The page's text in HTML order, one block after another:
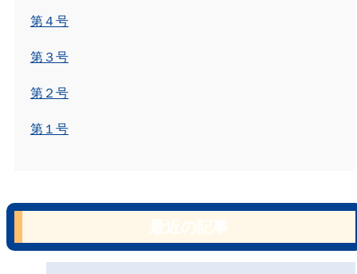
第４号
第３号
第２号
第１号